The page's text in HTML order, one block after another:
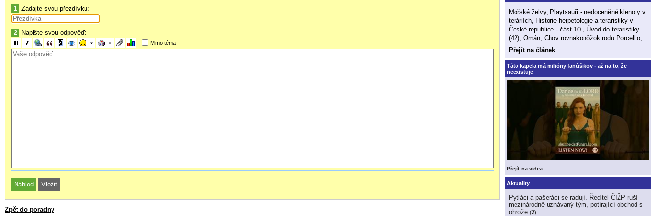
1 Zadajte svou přezdívku:
2 Napište svou odpověď:
Mimo téma
Zpět do poradny
Mořské želvy, Playtsauři - nedoceněné klenoty v
teráriích, Historie herpetologie a teraristiky v
České republice - část 10., Úvod do teraristiky
(42), Omán, Chov rovnakonôžok rodu Porcellio;
Přejít na článek
Táto kapela má milióny fanúšikov - až na to, že
neexistuje
Přejít na videa
Aktuality
Pytláci a pašeráci se radují. Ředitel ČIŽP ruší
mezinárodně uznávaný tým, potírající obchod s
ohrože (2)